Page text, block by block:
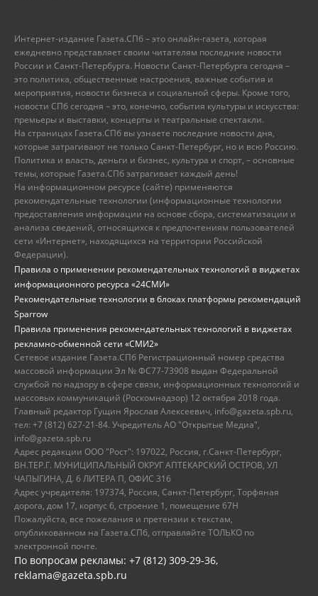
Интернет-издание Газета.СПб – это онлайн-газета, которая
ежедневно представляет своим читателям последние новости
России и Санкт-Петербурга. Новости Санкт-Петербурга сегодня –
это политика, общественные настроения, важные события и
мероприятия, новости бизнеса и социальной сферы. Кроме того,
новости СПб сегодня – это, конечно, события культуры и искусства:
премьеры и выставки, концерты и театральные спектакли.
На страницах Газета.СПб вы узнаете последние новости дня,
которые затрагивают не только Санкт-Петербург, но и всю Россию.
Политика и власть, деньги и бизнес, культура и спорт, – основные
темы, которые Газета.СПб затрагивает каждый день!
На информационном ресурсе (сайте) применяются
рекомендательные технологии (информационные технологии
предоставления информации на основе сбора, систематизации и
анализа сведений, относящихся к предпочтениям пользователей
сети «Интернет», находящихся на территории Российской
Федерации).
Правила о применении рекомендательных технологий в виджетах
информационного ресурса «24СМИ»
Рекомендательные технологии в блоках платформы рекомендаций
Sparrow
Правила применения рекомендательных технологий в виджетах
рекламно-обменной сети «СМИ2»
Сетевое издание Газета.СПб Регистрационный номер средства
массовой информации Эл № ФС77-73908 выдан Федеральной
службой по надзору в сфере связи, информационных технологий и
массовых коммуникаций (Роскомнадзор) 12 октября 2018 года.
Главный редактор Гущин Ярослав Алексеевич, info@gazeta.spb.ru,
тел: +7 (812) 627-21-84. Учредитель АО "Открытые Медиа",
info@gazeta.spb.ru
Адрес редакции ООО "Рост": 197022, Россия, г.Санкт-Петербург,
ВН.ТЕР.Г. МУНИЦИПАЛЬНЫЙ ОКРУГ АПТЕКАРСКИЙ ОСТРОВ, УЛ
ЧАПЫГИНА, Д. 6 ЛИТЕРА П, ОФИС 316
Адрес учредителя: 197374, Россия, Санкт-Петербург, Торфяная
дорога, дом 17, корпус 6, строение 1, помещение 67Н
Пожалуйста, все пожелания и претензии к текстам,
опубликованном на Газета.СПб, отправляйте ТОЛЬКО по
электронной почте.
По вопросам рекламы: +7 (812) 309-29-36,
reklama@gazeta.spb.ru